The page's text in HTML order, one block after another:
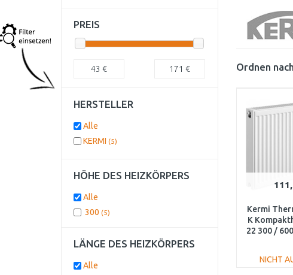
Ordnen
Kermi
K
22 300 /
NICHT
PREIS
43 € 171 €
HERSTELLER
Alle
KERMI (5)
HÖHE DES HEIZKÖRPERS
Alle
300 (5)
LÄNGE DES HEIZKÖRPERS
Alle